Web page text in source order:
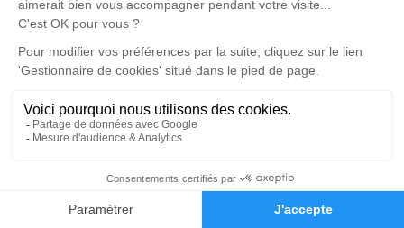
Faire-part Hommages
Un service de plantation d’arbre hommage est
disponible ici.
Je rends hommage
Cérémonie religieuse
Eglise St Géronce de Bourg
Place du District Bourg